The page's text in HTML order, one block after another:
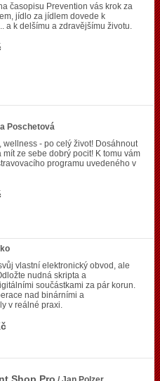
časopisu Prevention vás krok za
jídlo za jídlem dovede k
a k delšímu a zdravějšímu životu.
Poschetová
wellness - po celý život! Dosáhnout
ze sebe dobrý pocit! K tomu vám
programu uvedeného v
vlastní elektronický obvod, ale
nudná skripta a
součástkami za pár korun.
nad binárními a
v reálné praxi.